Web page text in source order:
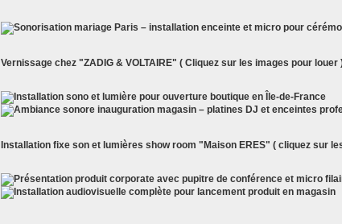
Vernissage chez "ZADIG & VOLTAIRE" ( Cliquez sur les images pour louer
Installation fixe son et lumières show room "Maison ERES" ( cliquez sur